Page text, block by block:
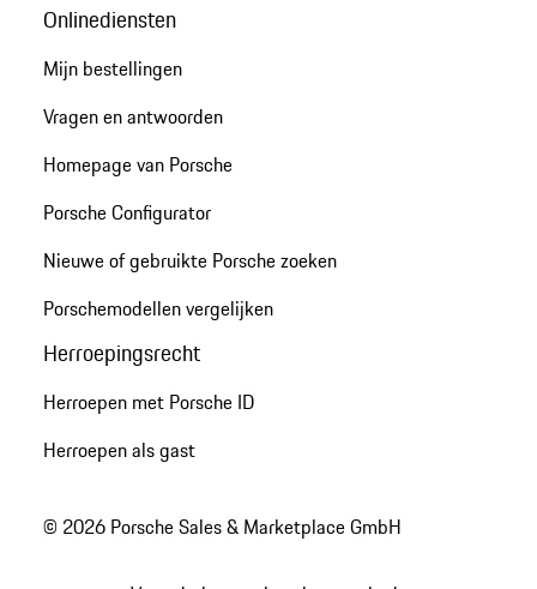
Onlinediensten
Mijn bestellingen
Vragen en antwoorden
Homepage van Porsche
Porsche Configurator
Nieuwe of gebruikte Porsche zoeken
Porschemodellen vergelijken
Herroepingsrecht
Herroepen met Porsche ID
Herroepen als gast
© 2026 Porsche Sales & Marketplace GmbH